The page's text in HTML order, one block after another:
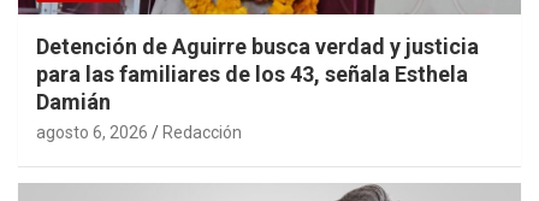
Detención de Aguirre busca verdad y justicia
para las familiares de los 43, señala Esthela
Damián
agosto 6, 2026 Redacción